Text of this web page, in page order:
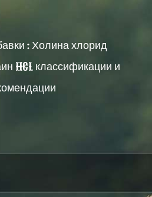
: Холина хлорид
HCL классификации и